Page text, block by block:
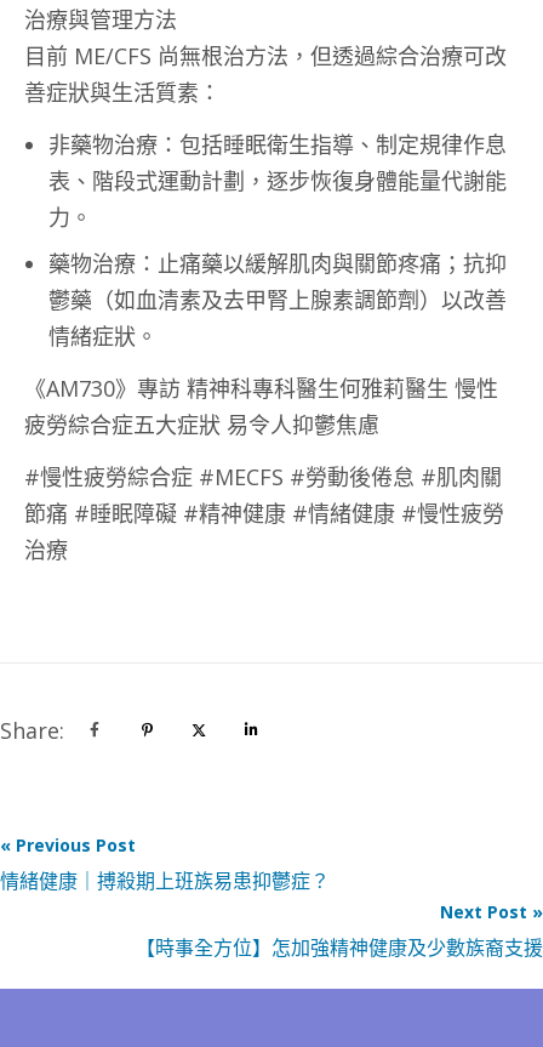
治療與管理方法
目前 ME/CFS 尚無根治方法，但透過綜合治療可改
善症狀與生活質素：
非藥物治療：包括睡眠衛生指導、制定規律作息
表、階段式運動計劃，逐步恢復身體能量代謝能
力。
藥物治療：止痛藥以緩解肌肉與關節疼痛；抗抑
鬱藥（如血清素及去甲腎上腺素調節劑）以改善
情緒症狀。
《AM730》專訪 精神科專科醫生何雅莉醫生 慢性
疲勞綜合症五大症狀 易令人抑鬱焦慮
#慢性疲勞綜合症 #MECFS #勞動後倦怠 #肌肉關
節痛 #睡眠障礙 #精神健康 #情緒健康 #慢性疲勞
治療
Share:
« Previous Post
情緒健康｜搏殺期上班族易患抑鬱症？
Next Post »
【時事全方位】怎加強精神健康及少數族裔支援